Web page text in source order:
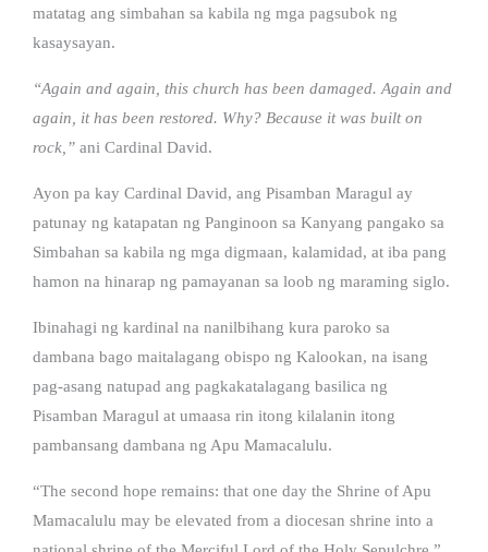
matatag ang simbahan sa kabila ng mga pagsubok ng
kasaysayan.
“Again and again, this church has been damaged. Again and
again, it has been restored. Why? Because it was built on
rock,” ani Cardinal David.
Ayon pa kay Cardinal David, ang Pisamban Maragul ay
patunay ng katapatan ng Panginoon sa Kanyang pangako sa
Simbahan sa kabila ng mga digmaan, kalamidad, at iba pang
hamon na hinarap ng pamayanan sa loob ng maraming siglo.
Ibinahagi ng kardinal na nanilbihang kura paroko sa
dambana bago maitalagang obispo ng Kalookan, na isang
pag-asang natupad ang pagkakatalagang basilica ng
Pisamban Maragul at umaasa rin itong kilalanin itong
pambansang dambana ng Apu Mamacalulu.
“The second hope remains: that one day the Shrine of Apu
Mamacalulu may be elevated from a diocesan shrine into a